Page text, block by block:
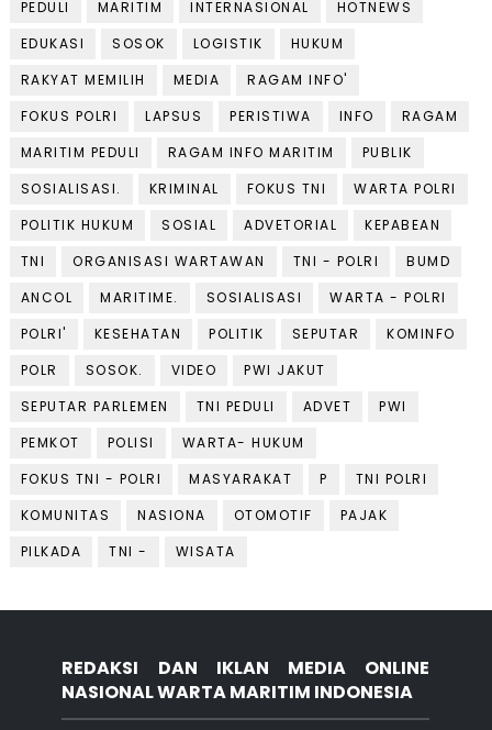
PEDULI
MARITIM INTERNASIONAL
HOTNEWS
EDUKASI
SOSOK LOGISTIK
HUKUM
RAKYAT MEMILIH
MEDIA
RAGAM INFO'
FOKUS POLRI
LAPSUS PERISTIWA INFO
RAGAM
MARITIM PEDULI
RAGAM INFO MARITIM
PUBLIK
SOSIALISASI.
KRIMINAL FOKUS TNI
WARTA POLRI
POLITIK HUKUM
SOSIAL ADVETORIAL
KEPABEAN
TNI
ORGANISASI WARTAWAN TNI - POLRI
BUMD
ANCOL
MARITIME. SOSIALISASI
WARTA - POLRI
POLRI'
KESEHATAN POLITIK SEPUTAR
KOMINFO
POLR
SOSOK. VIDEO
PWI JAKUT
SEPUTAR PARLEMEN
TNI PEDULI ADVET
PWI
PEMKOT
POLISI
WARTA- HUKUM
FOKUS TNI - POLRI
MASYARAKAT P
TNI POLRI
KOMUNITAS
NASIONA OTOMOTIF
PAJAK
PILKADA
TNI - WISATA
REDAKSI DAN IKLAN MEDIA ONLINE
NASIONAL WARTA MARITIM INDONESIA